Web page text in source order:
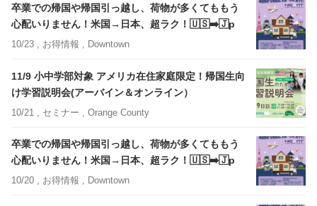
卒業での帰国や帰国引っ越し、荷物が多くてももう
心配いりません！米国→日本、超ラク！🇺🇸➡️🇯p
10/23 , お得情報 , Downtown
11/9 小中学部対象 アメリカ在住家庭限定！帰国生向
け学習説明会(アーバイン＆オンライン）
10/21 , セミナー , Orange County
卒業での帰国や帰国引っ越し、荷物が多くてももう
心配いりません！米国→日本、超ラク！🇺🇸➡️🇯p
10/20 , お得情報 , Downtown